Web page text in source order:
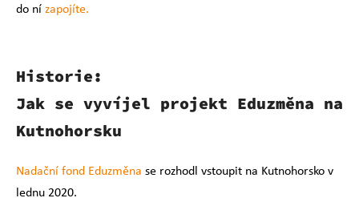
do nízapojíte.
Historie:
Jak se vyvíjel projekt Eduzměna na
Kutnohorsku
Nadační fond Eduzměna se rozhodl vstoupit na Kutnohorsko v
lednu 2020.